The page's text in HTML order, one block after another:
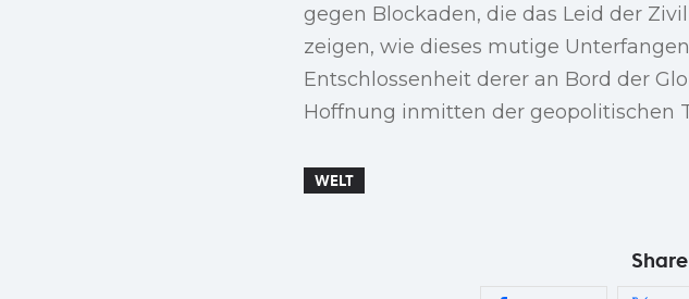
gegen Blockaden, die das Leid der
zeigen, wie dieses mutige
Entschlossenheit derer an Bord der
Hoffnung inmitten der geopolitischen
WELT